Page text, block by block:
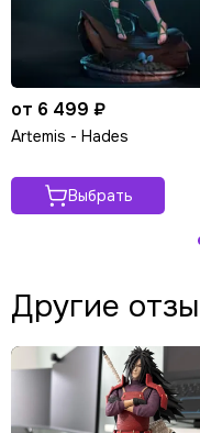
от 6 499 ₽
Artemis - Hades
Выбрать
Другие